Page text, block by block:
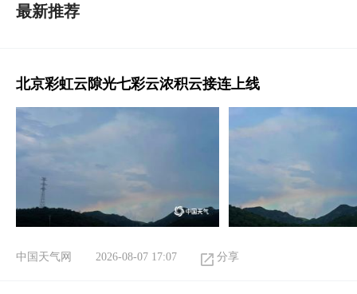
最新推荐
北京彩虹云隙光七彩云浓积云接连上线
中国天气网 2026-08-07 17:07 分享